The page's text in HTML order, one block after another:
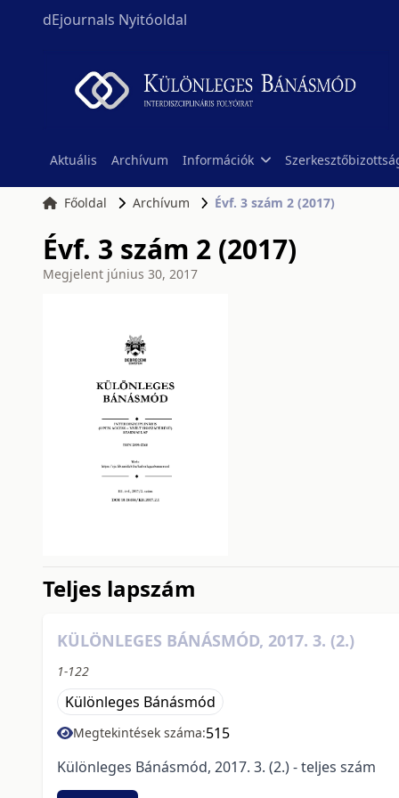
dEjournals Nyitóoldal
Aktuális Archívum Információk
Főoldal Archívum Évf. 3 szám 2 (2017)
Évf. 3 szám 2 (2017)
Megjelent június 30, 2017
Teljes lapszám
KÜLÖNLEGES BÁNÁSMÓD, 2017. 3. (2.)
1-122
Különleges Bánásmód
Megtekintések száma:515
Különleges Bánásmód, 2017. 3. (2.) - teljes szám